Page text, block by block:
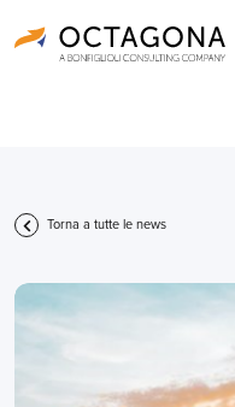
Torna a tutte le news